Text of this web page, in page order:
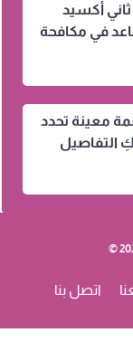
أكسيد
في مكافحة
معينة تحدد
التفاصيل
اتصل بنا